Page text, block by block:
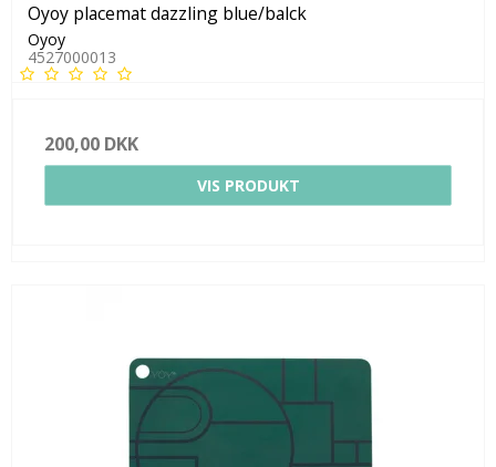
Oyoy placemat dazzling blue/balck
Oyoy
4527000013
200,00 DKK
VIS PRODUKT